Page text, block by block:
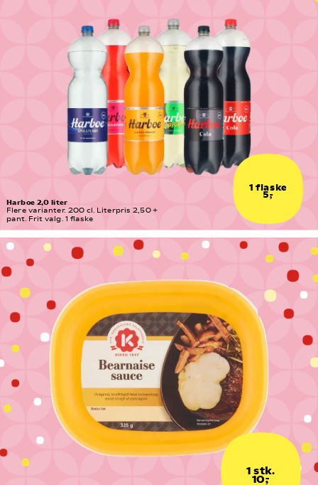
1 flaske
5,-
Harboe 2,0 liter
Flere varianter. 200 cl. Literpris 2,50 +
pant. Frit valg. 1 flaske
1 stk.
10,-